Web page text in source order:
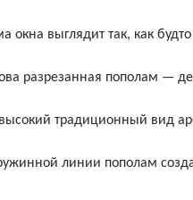
выглядит так, как будто
разрезанная пополам —
традиционный вид
линии пополам